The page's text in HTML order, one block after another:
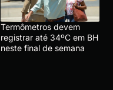
Termômetros devem
registrar até 34ºC em BH
neste final de semana